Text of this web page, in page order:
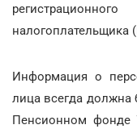
Информация о
лица всегда должна
Пенсионном фонде